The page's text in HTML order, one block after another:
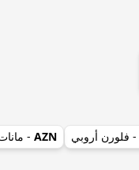
- فلورن أروبي AZN
-